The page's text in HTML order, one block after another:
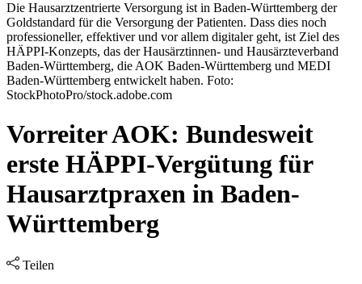
Die Hausarztzentrierte Versorgung ist in Baden-Württemberg der
Goldstandard für die Versorgung der Patienten. Dass dies noch
professioneller, effektiver und vor allem digitaler geht, ist Ziel des
HÄPPI-Konzepts, das der Hausärztinnen- und Hausärzteverband
Baden-Württemberg, die AOK Baden-Württemberg und MEDI
Baden-Württemberg entwickelt haben. Foto:
StockPhotoPro/stock.adobe.com
Vorreiter AOK: Bundesweit
erste HÄPPI-Vergütung für
Hausarztpraxen in Baden-
Württemberg
Teilen